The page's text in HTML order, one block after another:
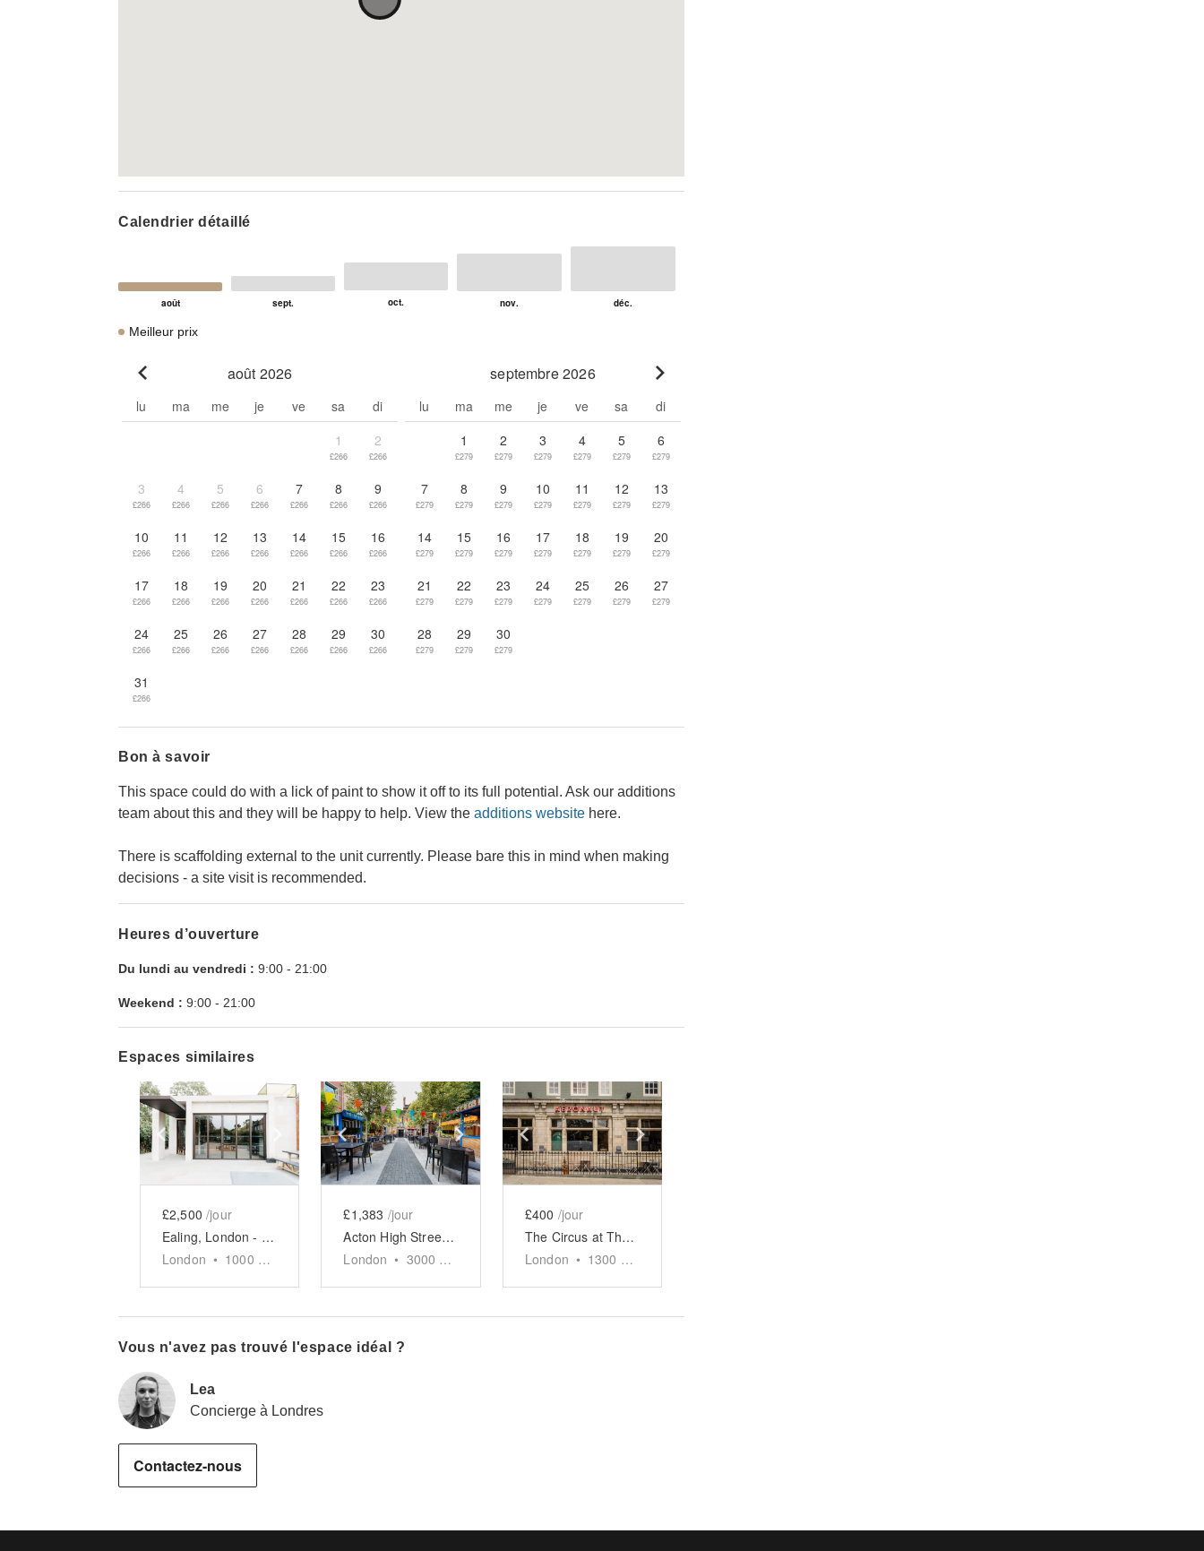
Calendrier détaillé
Meilleur prix
août 2026
lu ma me je ve sa
di
1
£266
2
£266
3
£266
4
£266
5
£266
6
£266
7
£266
8
£266
9
£266
10
£266
11
£266
12
£266
13
£266
14
£266
15
£266
16
£266
17
£266
18
£266
19
£266
20
£266
21
£266
22
£266
23
£266
24
£266
25
£266
26
£266
27
£266
28
£266
29
£266
30
£266
31
£266
septembre 2026
lu ma me je ve sa
di
1
£279
2
£279
3
£279
4
£279
5
£279
6
£279
7
£279
8
£279
9
£279
10
£279
11
£279
12
£279
13
£279
14
£279
15
£279
16
£279
17
£279
18
£279
19
£279
20
£279
21
£279
22
£279
23
£279
24
£279
25
£279
26
£279
27
£279
28
£279
29
£279
30
£279
Bon à savoir
This space could do with a lick of paint to show it off to its full potential. Ask our additions
team about this and they will be happy to help. View the additions website here.
There is scaffolding external to the unit currently. Please bare this in mind when making
decisions - a site visit is recommended.
Heures d’ouverture
Du lundi au vendredi : 9:00 - 21:00
Weekend : 9:00 - 21:00
Espaces similaires
Show previous slideShow next slide
£2,500 /jour
Ealing, London - The Modern Event Space
London • 1000
Show previous slideShow next slide
£1,383 /jour
Acton High Street - The Garden at The Aeronaut
London • 3000
Show previous slideShow next slide
£400 /jour
The Circus at The Aeronaut
London • 1300
Vous n'avez pas trouvé l'espace idéal ?
Lea
Concierge à Londres
Contactez-nous